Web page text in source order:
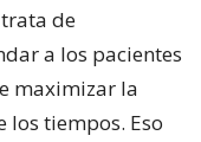
de
a los pacientes
maximizar la
tiempos. Eso